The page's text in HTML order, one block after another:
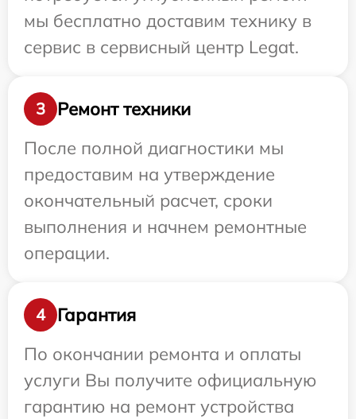
мы бесплатно доставим технику в
сервис в сервисный центр Legat.
3
Ремонт техники
После полной диагностики мы
предоставим на утверждение
окончательный расчет, сроки
выполнения и начнем ремонтные
операции.
4
Гарантия
По окончании ремонта и оплаты
услуги Вы получите официальную
гарантию на ремонт устройства